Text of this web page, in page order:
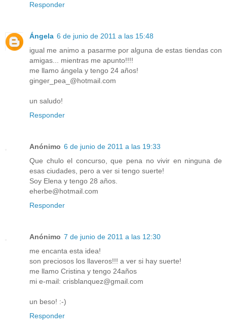
Responder
Ángela 6 de junio de 2011 a las 15:48
igual me animo a pasarme por alguna de estas tiendas con
amigas... mientras me apunto!!!!
me llamo ángela y tengo 24 años!
ginger_pea_@hotmail.com
un saludo!
Responder
Anónimo 6 de junio de 2011 a las 19:33
Que chulo el concurso, que pena no vivir en ninguna de
esas ciudades, pero a ver si tengo suerte!
Soy Elena y tengo 28 años.
eherbe@hotmail.com
Responder
Anónimo 7 de junio de 2011 a las 12:30
me encanta esta idea!
son preciosos los llaveros!!! a ver si hay suerte!
me llamo Cristina y tengo 24años
mi e-mail: crisblanquez@gmail.com
un beso! :-)
Responder